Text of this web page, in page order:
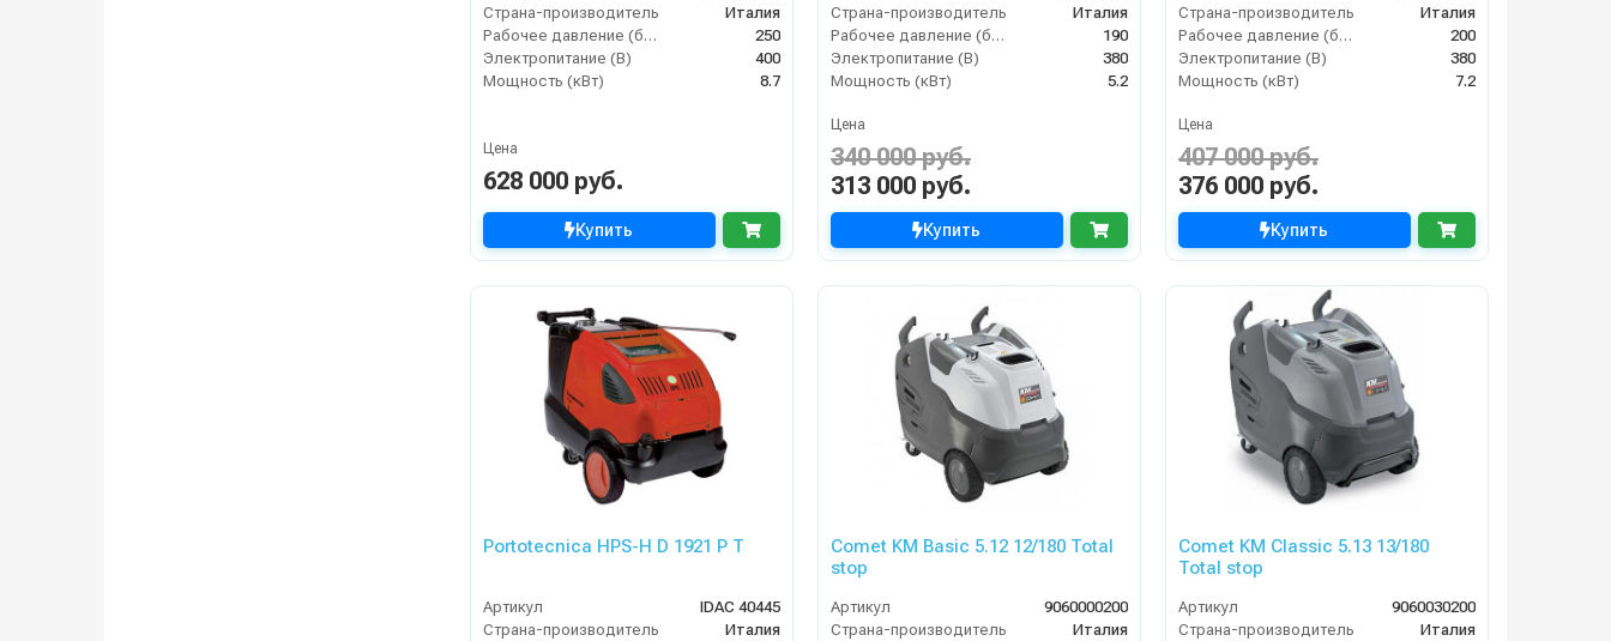
Страна-производитель
Италия
Рабочее давление (бар)
250
Электропитание (В)
400
Мощность (кВт)
8.7
Цена
628 000 руб.
Купить
Страна-производитель
Италия
Рабочее давление (бар)
190
Электропитание (В)
380
Мощность (кВт)
5.2
Цена
340 000 руб.
313 000 руб.
Купить
Страна-производитель
Италия
Рабочее давление (бар)
200
Электропитание (В)
380
Мощность (кВт)
7.2
Цена
407 000 руб.
376 000 руб.
Купить
Portotecnica HPS-H D 1921 P T
Артикул
IDAC 40445
Страна-производитель
Италия
Comet KM Basic 5.12 12/180 Total
stop
Артикул
9060000200
Страна-производитель
Италия
Comet KM Classic 5.13 13/180
Total stop
Артикул
9060030200
Страна-производитель
Италия